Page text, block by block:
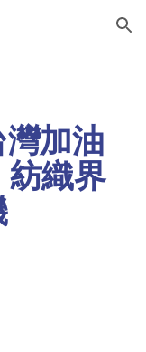
Skip to navigation
灣加油
紡織界